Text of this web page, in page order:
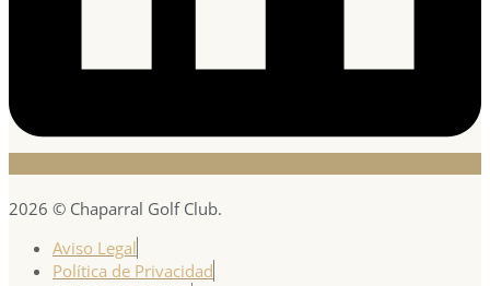
2026 © Chaparral Golf Club.
Aviso Legal
Política de Privacidad